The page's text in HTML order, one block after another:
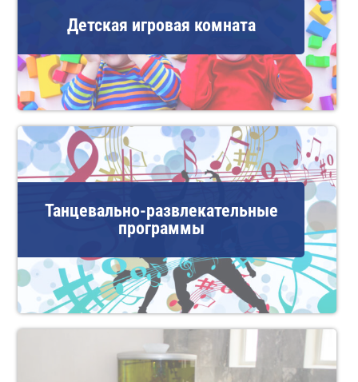
Детская игровая комната
Танцевально-развлекательные
программы